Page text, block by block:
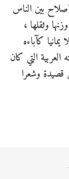
بين الناس
وثقلها ،
كآباءه
العربية التي كان
قصيدة وشعرا